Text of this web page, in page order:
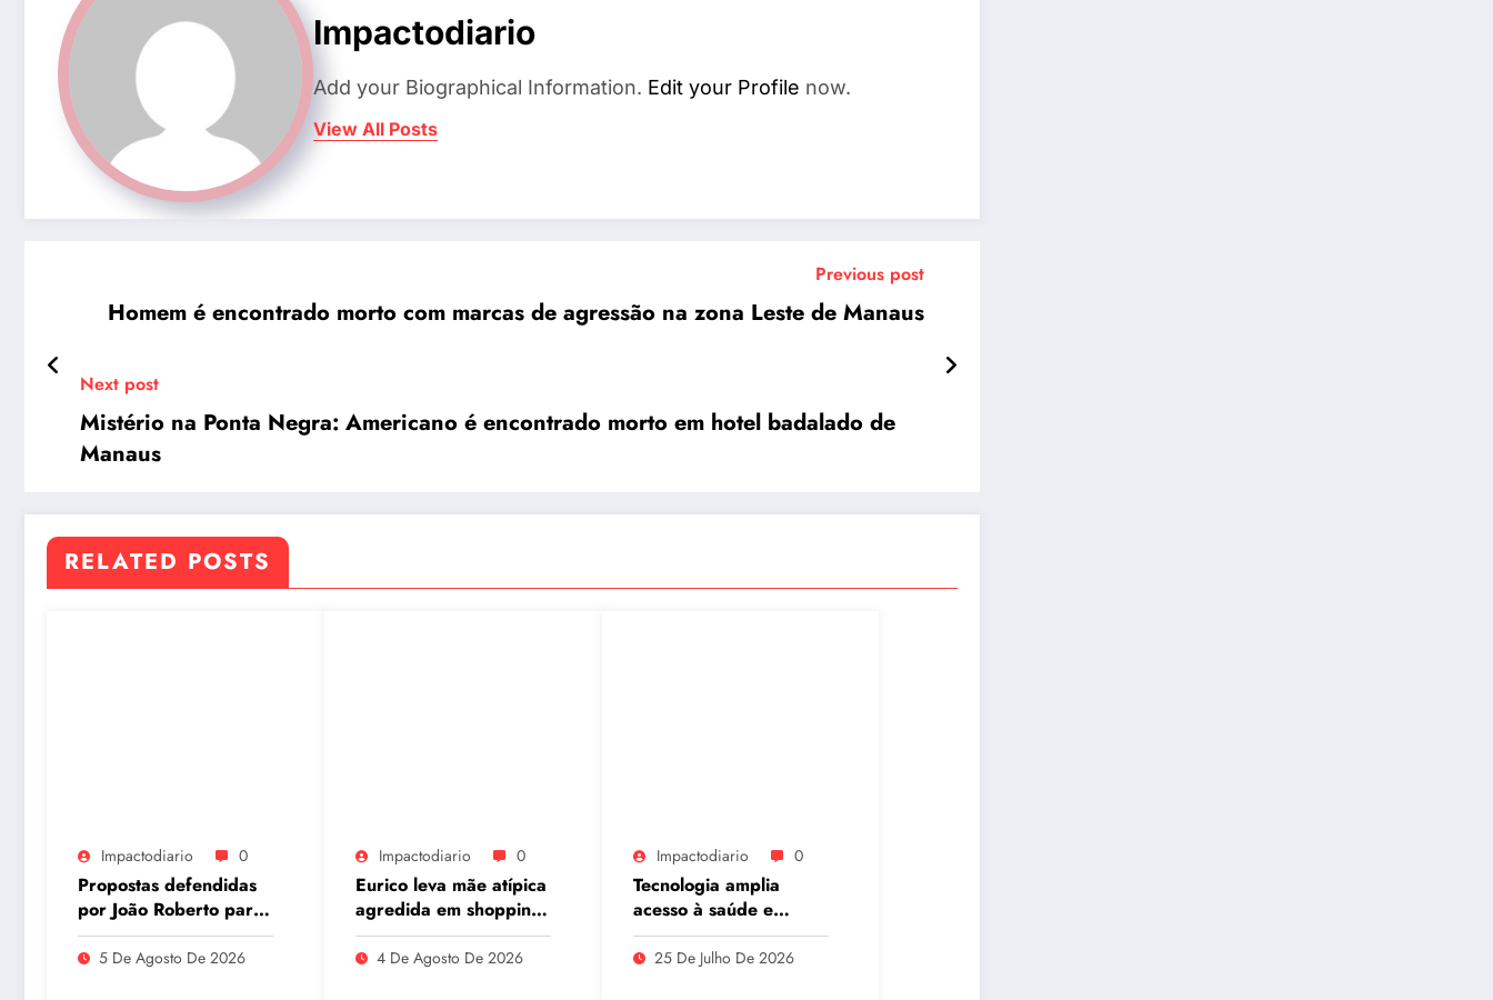
Impactodiario
Add your Biographical Information. Edit your Profile now.
View All Posts
Previous post
Homem é encontrado morto com marcas de agressão na zona Leste de Manaus
Next post
Mistério na Ponta Negra: Americano é encontrado morto em hotel badalado de
Manaus
RELATED POSTS
Impactodiario 0
Propostas defendidas
por João Roberto para
o interior são
incorporadas ao plano
5 De Agosto De 2026
Impactodiario 0
Eurico leva mãe atípica
agredida em shopping
à Câmara e pede mais
preparo dos
4 De Agosto De 2026
Impactodiario 0
Tecnologia amplia
acesso à saúde e
fortalece atendimento à
população ribeirinha
25 De Julho De 2026